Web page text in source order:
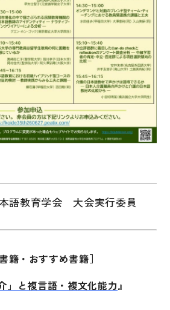
語教育学会 大会実行委員
籍・おすすめ書籍］
」と複言語・複文化能力』